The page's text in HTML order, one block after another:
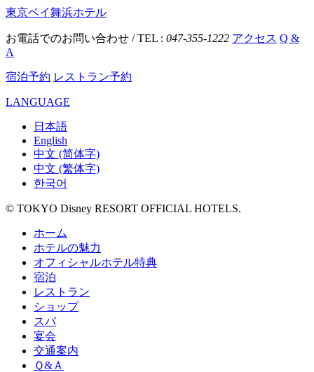
東京ベイ舞浜ホテル
お電話でのお問い合わせ / TEL : 047-355-1222 アクセス Q &
A
宿泊予約 レストラン予約
LANGUAGE
日本語
English
中文 (简体字)
中文 (繁体字)
한국어
© TOKYO Disney RESORT OFFICIAL HOTELS.
ホーム
ホテルの魅力
オフィシャルホテル特典
宿泊
レストラン
ショップ
スパ
宴会
交通案内
Ｑ&Ａ